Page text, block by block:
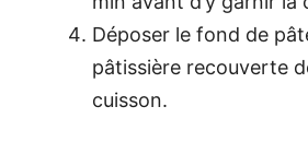
Déposer le fond de
pâtissière recouverte
cuisson.